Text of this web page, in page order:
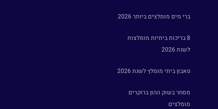
ברי מים מומלצים ביותר 2026
8 בריכות ביתיות מומלצות
לשנת 2026
טאבון ביתי מומלץ לשנת 2026
מסחר בשוק ההון ברוקרים
מומלצים